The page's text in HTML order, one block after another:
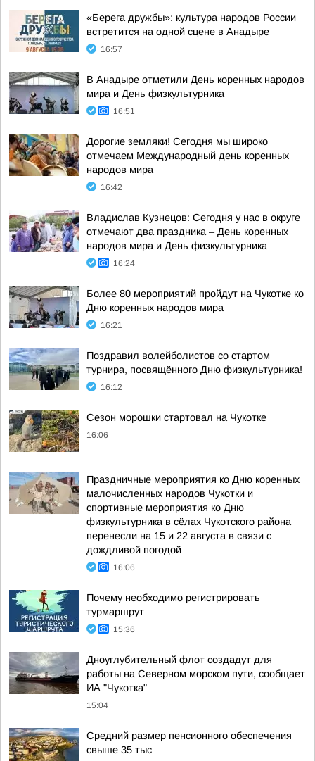
«Берега дружбы»: культура народов России
встретится на одной сцене в Анадыре
16:57
В Анадыре отметили День коренных народов
мира и День физкультурника
16:51
Дорогие земляки! Сегодня мы широко
отмечаем Международный день коренных
народов мира
16:42
Владислав Кузнецов: Сегодня у нас в округе
отмечают два праздника – День коренных
народов мира и День физкультурника
16:24
Более 80 мероприятий пройдут на Чукотке ко
Дню коренных народов мира
16:21
Поздравил волейболистов со стартом
турнира, посвящённого Дню физкультурника!
16:12
Сезон морошки стартовал на Чукотке
16:06
Праздничные мероприятия ко Дню коренных
малочисленных народов Чукотки и
спортивные мероприятия ко Дню
физкультурника в сёлах Чукотского района
перенесли на 15 и 22 августа в связи с
дождливой погодой
16:06
Почему необходимо регистрировать
турмаршрут
15:36
Дноуглубительный флот создадут для
работы на Северном морском пути, сообщает
ИА "Чукотка"
15:04
Средний размер пенсионного обеспечения
свыше 35 тыс